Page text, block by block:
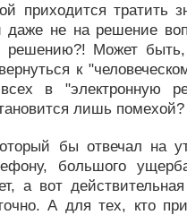
приходится тратить
даже не на решение
решению?! Может быть,
к
в "электронную
лишь помехой?
бы отвечал на
большого
а вот
А для тех, кто